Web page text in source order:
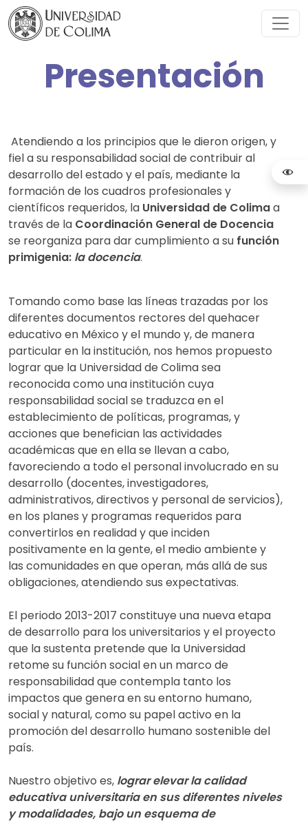
Presentación
Atendiendo a los principios que le dieron origen, y
fiel a su responsabilidad social de contribuir al
desarrollo del estado y el país, mediante la
formación de los cuadros profesionales y
científicos requeridos, la Universidad de Colimaa
través de la Coordinación General de Docencia
se reorganiza para dar cumplimiento a su función
primigenia: la docencia.
Tomando como base las líneas trazadas por los
diferentes documentos rectores del quehacer
educativo en México y el mundo y, de manera
particular en la institución, nos hemos propuesto
lograr que la Universidad de Colima sea
reconocida como una institución cuya
responsabilidad social se traduzca en el
establecimiento de políticas, programas, y
acciones que benefician las actividades
académicas que en ella se llevan a cabo,
favoreciendo a todo el personal involucrado en su
desarrollo (docentes, investigadores,
administrativos, directivos y personal de servicios),
en los planes y programas requeridos para
convertirlos en realidad y que inciden
positivamente en la gente, el medio ambiente y
las comunidades en que operan, más allá de sus
obligaciones, atendiendo sus expectativas.
El periodo 2013-2017 constituye una nueva etapa
de desarrollo para los universitarios y el proyecto
que la sustenta pretende que la Universidad
retome su función social en un marco de
responsabilidad que contempla tanto los
impactos que genera en su entorno humano,
social y natural, como su papel activo en la
promoción del desarrollo humano sostenible del
país.
Nuestro objetivo es, lograr elevar la calidad
educativa universitaria en sus diferentes niveles
y modalidades, bajo un esquema de